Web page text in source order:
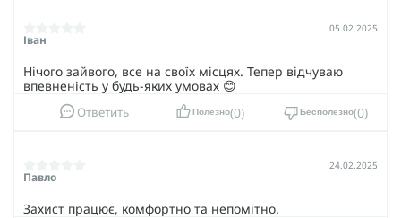
Іван
05.02.2025
Нічого зайвого, все на своїх місцях. Тепер відчуваю
впевненість у будь-яких умовах 😊
Ответить Полезно 0 Бесполезно 0
Павло
24.02.2025
Захист працює, комфортно та непомітно.